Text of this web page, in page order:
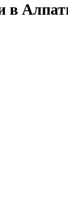
в